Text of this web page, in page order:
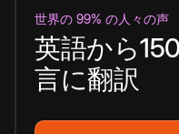
世界の 99% の人々の声
英語から
言に翻訳